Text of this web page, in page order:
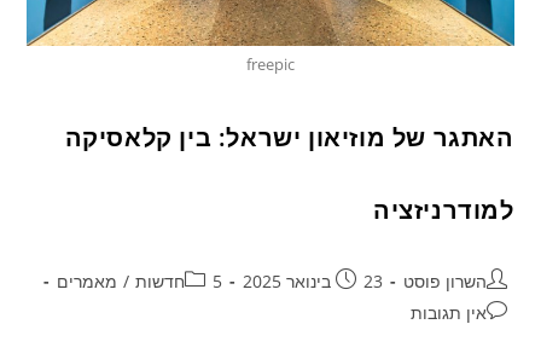
freepic
האתגר של מוזיאון ישראל: בין קלאסיקה
למודרניזציה
השרון פוסט 23 בינואר 2025 5חדשות / מאמרים
אין תגובות